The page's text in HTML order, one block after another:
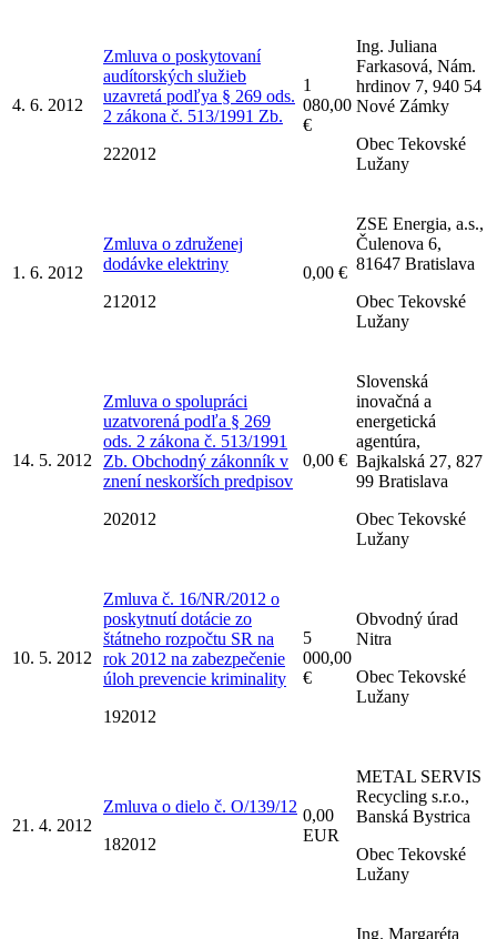
4. 6. 2012
Zmluva o poskytovaní
audítorských služieb
uzavretá podľya § 269 ods.
2 zákona č. 513/1991 Zb.
222012
1
080,00
€
Ing. Juliana
Farkasová, Nám.
hrdinov 7, 940 54
Nové Zámky
Obec Tekovské
Lužany
1. 6. 2012
Zmluva o združenej
dodávke elektriny
212012
0,00 €
ZSE Energia, a.s.,
Čulenova 6,
81647 Bratislava
Obec Tekovské
Lužany
14. 5. 2012
Zmluva o spolupráci
uzatvorená podľa § 269
ods. 2 zákona č. 513/1991
Zb. Obchodný zákonník v
znení neskorších predpisov
202012
0,00 €
Slovenská
inovačná a
energetická
agentúra,
Bajkalská 27, 827
99 Bratislava
Obec Tekovské
Lužany
10. 5. 2012
Zmluva č. 16/NR/2012 o
poskytnutí dotácie zo
štátneho rozpočtu SR na
rok 2012 na zabezpečenie
úloh prevencie kriminality
192012
5
000,00
€
Obvodný úrad
Nitra
Obec Tekovské
Lužany
21. 4. 2012
Zmluva o dielo č. O/139/12
182012
0,00
EUR
METAL SERVIS
Recycling s.r.o.,
Banská Bystrica
Obec Tekovské
Lužany
Ing. Margaréta